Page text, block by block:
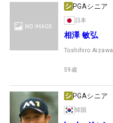
PGAシニア
日本
相澤 敏弘
Toshihiro Aizawa
59 歳
PGAシニア
韓国